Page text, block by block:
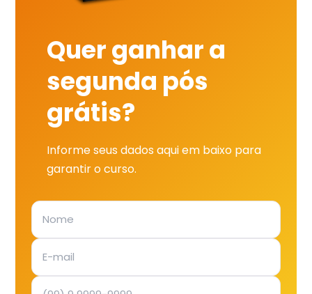
Quer ganhar a
segunda pós
grátis?
Informe seus dados aqui em baixo para
garantir o curso.